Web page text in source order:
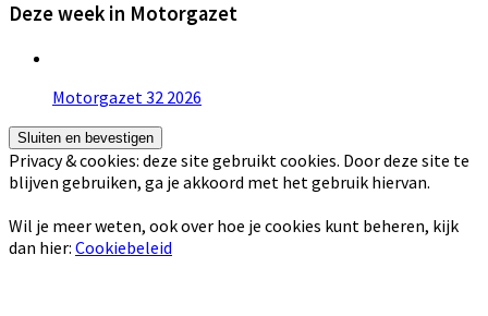
Deze week in Motorgazet
Motorgazet 32 2026
Privacy & cookies: deze site gebruikt cookies. Door deze site te
blijven gebruiken, ga je akkoord met het gebruik hiervan.
Wil je meer weten, ook over hoe je cookies kunt beheren, kijk
dan hier: Cookiebeleid